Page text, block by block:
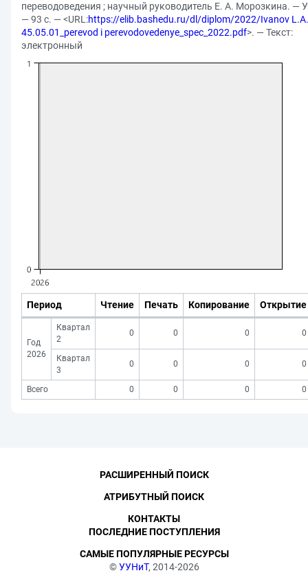
переводоведения ; научный руководитель Е. А. Морозкина. —
— 93 с. — <URL:https://elib.bashedu.ru/dl/diplom/2022/Ivanov L.A.
45.05.01_perevod i perevodovedenye_spec_2022.pdf>. — Текст:
электронный
Период Чтение Печать Копирование Открытие
Год
2026
Квартал
2
0 0 0 0
Квартал
3
0 0 0 0
Всего 0 0 0 0
©УУНиТ, 2014-2026
РАСШИРЕННЫЙ ПОИСК
АТРИБУТНЫЙ ПОИСК
КОНТАКТЫ
ПОСЛЕДНИЕ ПОСТУПЛЕНИЯ
САМЫЕ ПОПУЛЯРНЫЕ РЕСУРСЫ